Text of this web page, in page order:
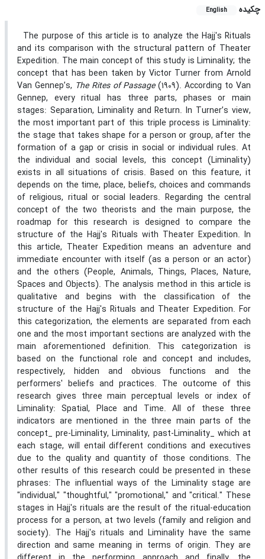
چکیده
English
The purpose of this article is to analyze the Hajj's Rituals
and its comparison with the structural pattern of Theater
Expedition. The main concept of this study is Liminality; the
concept that has been taken by Victor Turner from Arnold
Van Gennep’s, The Rites of Passage(1909). According to Van
Gennep, every ritual has three parts, phases or main
stages: Separation, Liminality and Return. In Turner’s view,
the most important part of this triple process is Liminality:
the stage that takes shape for a person or group, after the
formation of a gap or crisis in social or individual rules. At
the individual and social levels, this concept (Liminality)
exists in all situations of crisis. Based on this feature, it
depends on the time, place, beliefs, choices and commands
of religious, ritual or social leaders. Regarding the central
concept of the two theorists and the main purpose, the
roadmap for this research is designed to compare the
structure of the Hajj's Rituals with Theater Expedition. In
this article, Theater Expedition means an adventure and
immediate encounter with itself (as a person or an actor)
and the others (People, Animals, Things, Places, Nature,
Spaces and Objects). The analysis method in this article is
qualitative and begins with the classification of the
structure of the Hajj's Rituals and Theater Expedition. For
this categorization, the elements are separated from each
one and the most important sections are analyzed with the
main aforementioned definition. This categorization is
based on the functional role and concept and includes,
respectively, hidden and obvious functions and the
performers' beliefs and practices. The outcome of this
research gives three main perceptual levels or index of
Liminality: Spatial, Place and Time. All of these three
indicators are mentioned in the three main parts of the
concept_ pre-Liminality, Liminality, past-Liminality_ which at
each stage, will entail different conditions and executives
due to the quality and quantity of those conditions. The
other results of this research could be presented in these
phrases: The influential ways of the Liminality stage are
"individual," "thoughtful," "promotional," and "critical." These
stages in Hajj's rituals are the result of the ritual-education
process for a person, at two levels (family and religion and
society). The Hajj's rituals and Liminality have the same
direction and same meaning in terms of origin. They are